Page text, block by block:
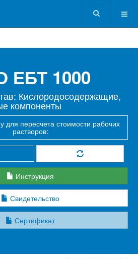
1000
Кислородосодержащие,
компоненты
для пересчета стоимости рабочих
растворов:
Инструкция
Свидетельство
Сертификат